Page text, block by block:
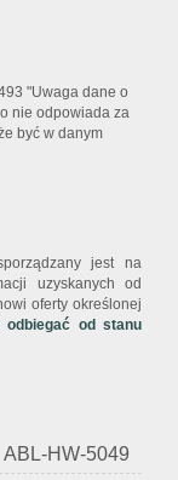
"Uwaga dane o
nie odpowiada za
być w danym
jest na
uzyskanych od
oferty określonej
od stanu
ABL-HW-5049